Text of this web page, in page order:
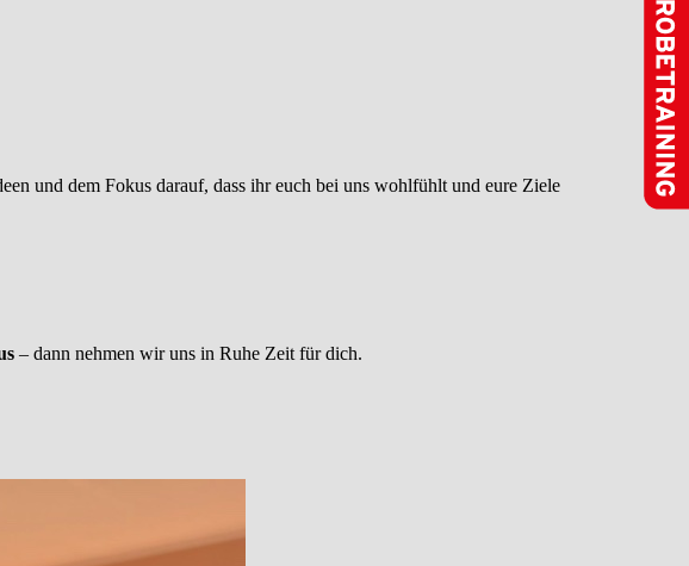
und dem Fokus darauf, dass ihr euch bei uns wohlfühlt und eure Ziele
– dann nehmen wir uns in Ruhe Zeit für dich.